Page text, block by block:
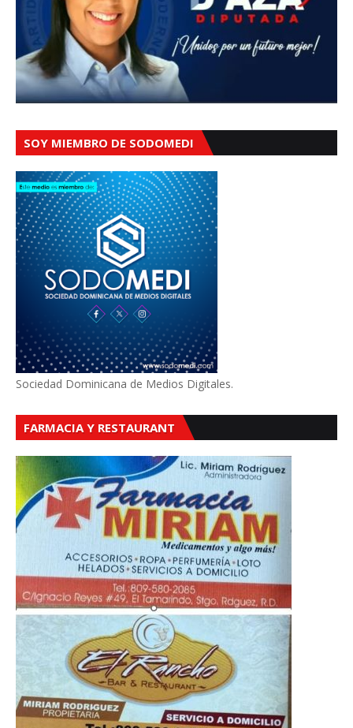
SOY MIEMBRO DE SODOMEDI
Sociedad Dominicana de Medios Digitales.
FARMACIA Y RESTAURANT